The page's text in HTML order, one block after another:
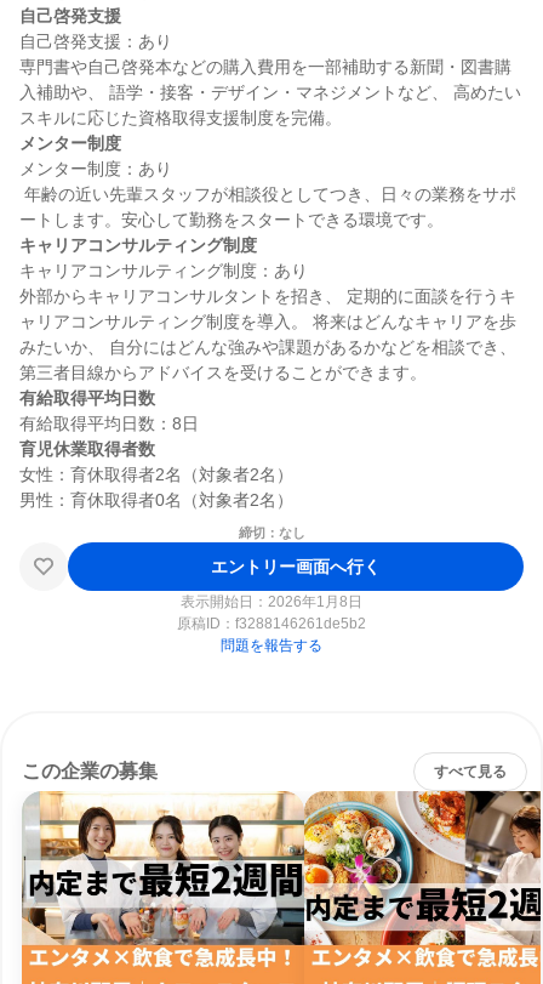
自己啓発支援
自己啓発支援：あり
専門書や自己啓発本などの購入費用を一部補助する新聞・図書購
入補助や、 語学・接客・デザイン・マネジメントなど、 高めたい
メンター制度
メンター制度：あり
キャリアコンサルティング制度
キャリアコンサルティング制度：あり
外部からキャリアコンサルタントを招き、 定期的に面談を行うキ
ャリアコンサルティング制度を導入。 将来はどんなキャリアを歩
みたいか、 自分にはどんな強みや課題があるかなどを相談でき、
有給取得平均日数
育児休業取得者数
女性：育休取得者2名（対象者2名）
締切：なし
エントリー画面へ行く
表示開始日：2026年1月8日
原稿ID： f3288146261de5b2
問題を報告する
この企業の募集 すべて見る